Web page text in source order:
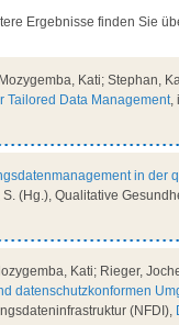
Ergebnisse finden Sie
Kati; Stephan,
Tailored Data Management,
in der
(Hg.), Qualitative
Kati; Rieger,
datenschutzkonformen
(NFDI),